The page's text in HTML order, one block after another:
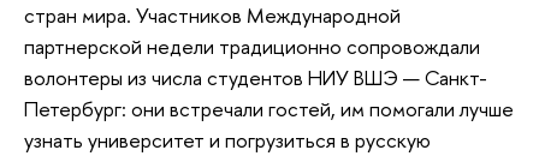
стран мира. Участников Международной
партнерской недели традиционно сопровождали
волонтеры из числа студентов НИУ ВШЭ — Санкт-
Петербург: они встречали гостей, им помогали лучше
узнать университет и погрузиться в русскую